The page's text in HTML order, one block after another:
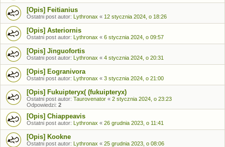
[Opis] Feitianius
Ostatni post autor: Lythronax « 12 stycznia 2024, o 18:26
[Opis] Asteriornis
Ostatni post autor: Lythronax « 6 stycznia 2024, o 09:57
[Opis] Jinguofortis
Ostatni post autor: Lythronax « 4 stycznia 2024, o 20:31
[Opis] Eogranivora
Ostatni post autor: Lythronax « 3 stycznia 2024, o 21:00
[Opis] Fukuipteryx( (fukuipteryx)
Ostatni post autor: Taurovenator « 2 stycznia 2024, o 23:23
Odpowiedzi: 2
[Opis] Chiappeavis
Ostatni post autor: Lythronax « 26 grudnia 2023, o 11:41
[Opis] Kookne
Ostatni post autor: Lythronax « 25 grudnia 2023, o 08:06